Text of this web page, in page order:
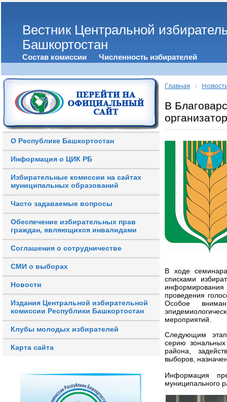
Вестник Центральной
Башкортостан
Состав комиссии Численность избирателей
О Республике Башкортостан
Информация о ЦИК РБ
Избирательные комиссии на сайтах
муниципальных образований
Часто задаваемые вопросы
Обеспечение избирательных прав
граждан, являющихся инвалидами
Соглашения о сотрудничестве
СМИ о выборах
Новости
Издания Центральной избирательной
комиссии Республики Башкортостан
Клубы молодых избирателей
Карта сайта
Главная
В
В ходе
списками
проведения
Особое
мероприятий.
Следующим
серию
района,
выборов,
Информация
муниципального